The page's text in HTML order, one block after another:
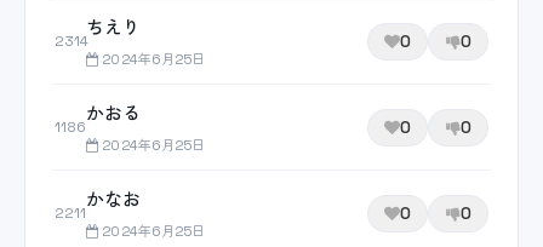
2314
ちえり
2024年6月25日
0 0
1186
かおる
2024年6月25日
0 0
2211
かなお
2024年6月25日
0 0